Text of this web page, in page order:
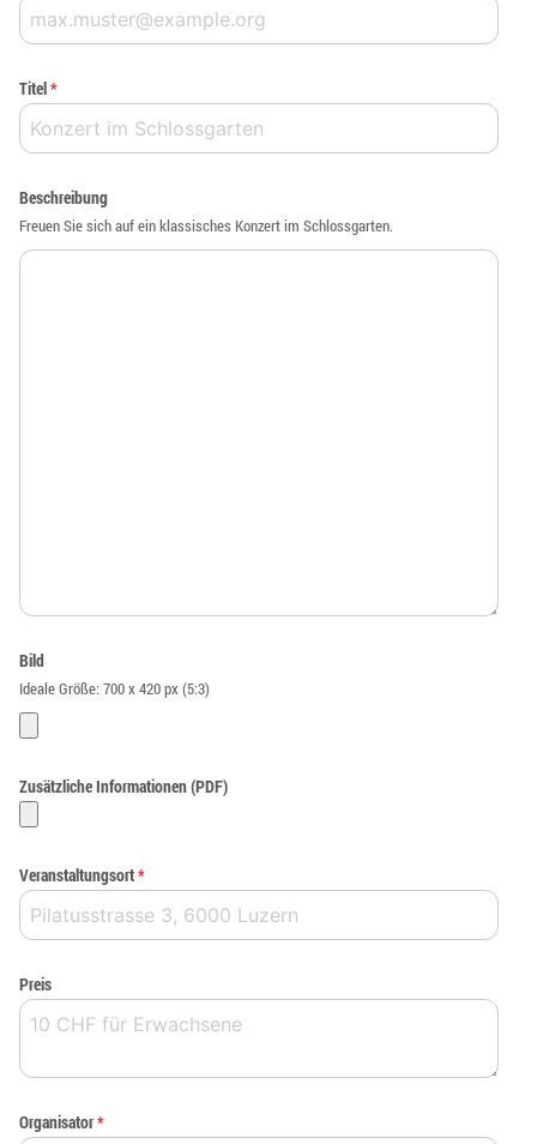
Titel*
Beschreibung
Freuen Sie sich auf ein klassisches Konzert im Schlossgarten.
Bild
Ideale Größe: 700 x 420 px (5:3)
Zusätzliche Informationen (PDF)
Veranstaltungsort*
Preis
Organisator*